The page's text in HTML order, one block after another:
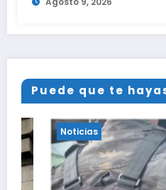
recuperación del
Puede que te
Noticias